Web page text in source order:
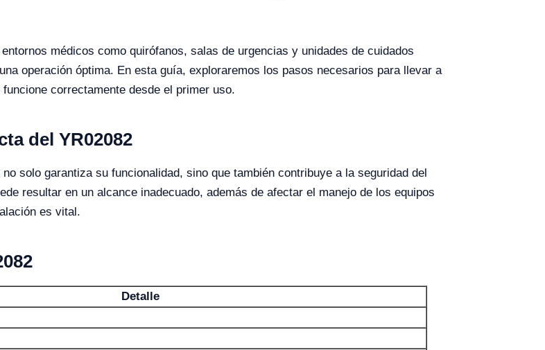
médicos como quirófanos, salas de urgencias y unidades de cuidados
operación óptima. En esta guía, exploraremos los pasos necesarios para llevar a
correctamente desde el primer uso.
del YR02082
solo garantiza su funcionalidad, sino que también contribuye a la seguridad del
resultar en un alcance inadecuado, además de afectar el manejo de los equipos
es vital.
Detalle